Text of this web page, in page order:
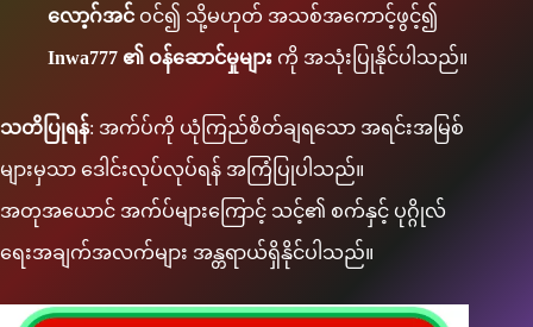
လော့ဂ်အင် ဝင်၍ သို့မဟုတ် အသစ်အကောင့်ဖွင့်၍
Inwa777 ၏ ဝန်ဆောင်မှုများ ကို အသုံးပြုနိုင်ပါသည်။
သတိပြုရန်: အက်ပ်ကို ယုံကြည်စိတ်ချရသော အရင်းအမြစ်
များမှသာ ဒေါင်းလုပ်လုပ်ရန် အကြံပြုပါသည်။
အတုအယောင် အက်ပ်များကြောင့် သင့်၏ စက်နှင့် ပုဂ္ဂိုလ်
ရေးအချက်အလက်များ အန္တရာယ်ရှိနိုင်ပါသည်။